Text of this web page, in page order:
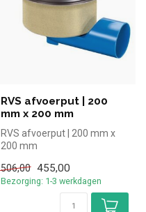
RVS afvoerput | 200
mm x 200 mm
RVS afvoerput | 200 mm x
200 mm
506,00 455,00
Bezorging: 1-3 werkdagen